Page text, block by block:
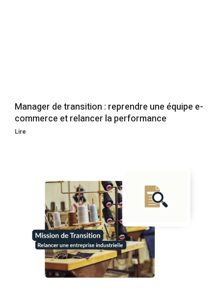
Manager de transition : reprendre une équipe e-
commerce et relancer la performance
Lire